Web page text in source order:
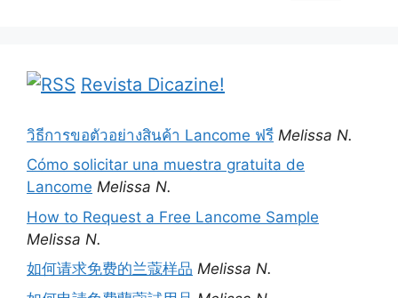
Revista Dicazine!
วิธีการขอตัวอย่างสินค้า Lancome ฟรี Melissa N.
Cómo solicitar una muestra gratuita de
Lancome Melissa N.
How to Request a Free Lancome Sample
Melissa N.
如何请求免费的兰蔻样品 Melissa N.